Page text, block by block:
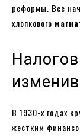
реформы. Все
хлопкового
В 1930-х годах
жестким